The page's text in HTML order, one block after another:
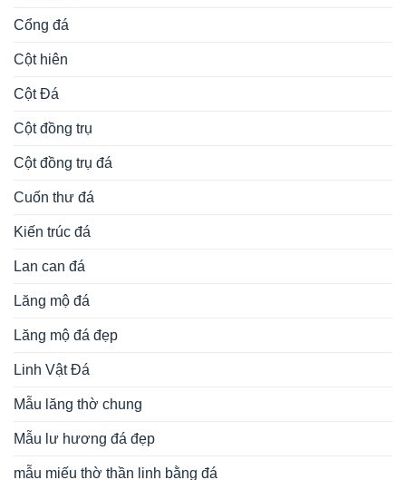
Cổng đá
Cột hiên
Cột Đá
Cột đồng trụ
Cột đồng trụ đá
Cuốn thư đá
Kiến trúc đá
Lan can đá
Lăng mộ đá
Lăng mộ đá đẹp
Linh Vật Đá
Mẫu lăng thờ chung
Mẫu lư hương đá đẹp
mẫu miếu thờ thần linh bằng đá